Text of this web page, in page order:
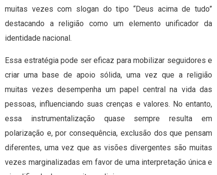
muitas vezes com slogan do tipo “Deus acima de tudo”
destacando a religião como um elemento unificador da
identidade nacional.
Essa estratégia pode ser eficaz para mobilizar seguidores e
criar uma base de apoio sólida, uma vez que a religião
muitas vezes desempenha um papel central na vida das
pessoas, influenciando suas crenças e valores. No entanto,
essa instrumentalização quase sempre resulta em
polarização e, por consequência, exclusão dos que pensam
diferentes, uma vez que as visões divergentes são muitas
vezes marginalizadas em favor de uma interpretação única e